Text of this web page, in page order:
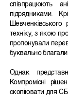
співпрацюють
підрядниками.
Шевченківського
техніку, з якою
пропонували
буквально
Однак
Компромісні
скопіювати для